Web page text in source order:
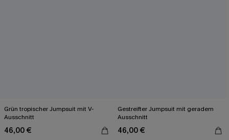
Grün tropischer Jumpsuit mit V-
Ausschnitt
46,00 €
Gestreifter Jumpsuit mit geradem
Ausschnitt
46,00 €